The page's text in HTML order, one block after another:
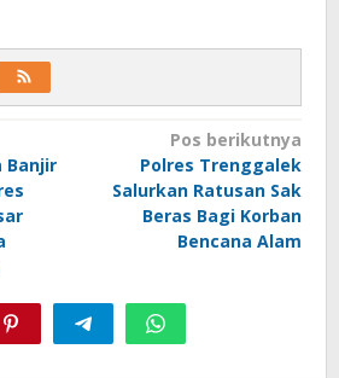
Banjir
Pos berikutnya
Polres Trenggalek
Salurkan Ratusan Sak
Beras Bagi Korban
Bencana Alam